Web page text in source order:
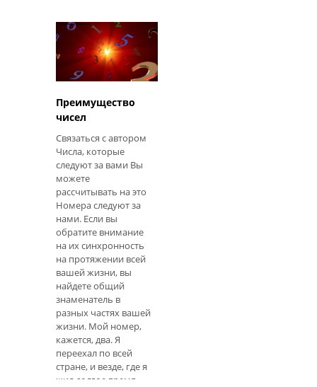
рассматривается как
оккультное
исследование,
используемое для
астрологии и
искусств. Таблица
числовых знач
Преимущество
чисел
Связаться с автором
Числа, которые
следуют за вами Вы
можете
рассчитывать на это
Номера следуют за
нами. Если вы
обратите внимание
на их синхронность
на протяжении всей
вашей жизни, вы
найдете общий
знаменатель в
разных частях вашей
жизни. Мой номер,
кажется, два. Я
переехал по всей
стране, и везде, где я
жил долгое время,